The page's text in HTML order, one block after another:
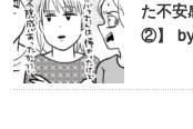
た不安
②】